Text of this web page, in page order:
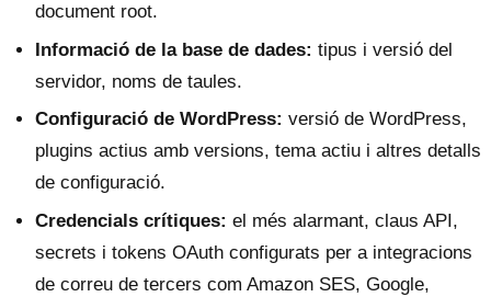
document root.
Informació de la base de dades: tipus i versió del
servidor, noms de taules.
Configuració de WordPress: versió de WordPress,
plugins actius amb versions, tema actiu i altres detalls
de configuració.
Credencials crítiques: el més alarmant, claus API,
secrets i tokens OAuth configurats per a integracions
de correu de tercers com Amazon SES, Google,